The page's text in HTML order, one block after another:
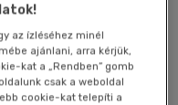
az ízléséhez minél
ajánlani, arra kérjük,
kat a „Rendben” gomb
csak a weboldal
cookie-kat telepíti a